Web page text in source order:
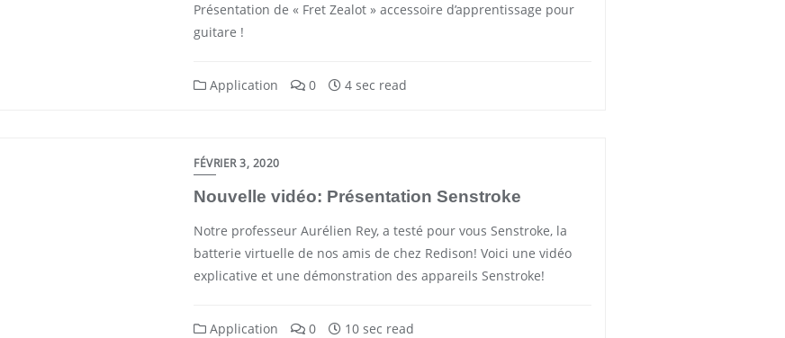
Présentation de « Fret Zealot » accessoire d’apprentissage pour
guitare !
Application 0 4 sec read
FÉVRIER 3, 2020
Nouvelle vidéo: Présentation Senstroke
Notre professeur Aurélien Rey, a testé pour vous Senstroke, la
batterie virtuelle de nos amis de chez Redison! Voici une vidéo
explicative et une démonstration des appareils Senstroke!
Application 0 10 sec read